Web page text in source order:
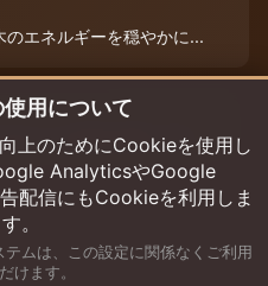
エネルギーを穏やかに...
あなたを特別な輝きで包...
用について
上のためにCookieを使用し
AnalyticsやGoogle
配信にもCookieを利用しま
す。
ムは、この設定に関係なくご利用
けます。